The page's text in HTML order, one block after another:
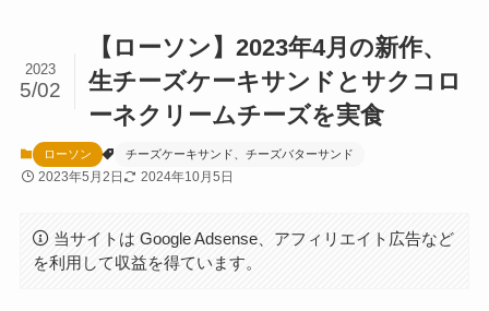
【ローソン】2023年4月の新作、
生チーズケーキサンドとサクコロ
ーネクリームチーズを実食
2023
5/02
ローソン チーズケーキサンド、チーズバターサンド
2023年5月2日 2024年10月5日
当サイトは Google Adsense、アフィリエイト広告など
を利用して収益を得ています。